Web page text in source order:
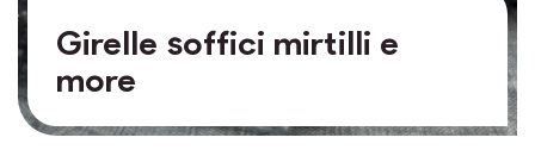
Girelle soffici mirtilli e
more